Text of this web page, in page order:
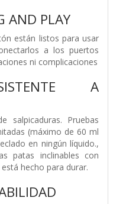
AND PLAY
están listos para usar
a los puertos
ni complicaciones
A
salpicaduras. Pruebas
(máximo de 60 ml
en ningún líquido.,
patas inclinables con
hecho para durar.